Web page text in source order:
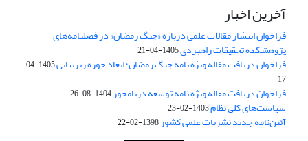
آخرین اخبار
فراخوان انتشار مقالات علمی درباره «جنگ رمضان» در فصلنامه‌های
پژوهشکده تحقیقات راهبردی1405-04-21
فراخوان دریافت مقاله ویژه نامه جنگ رمضان؛ ابعاد حوزه زیربنایی
1405-04-
17
فراخوان دریافت مقاله ویژه نامه توسعه دریامحور1404-08-26
سیاست‌های کلی نظام1403-02-23
آئین‌نامه جدید نشریات علمی کشور1398-02-22